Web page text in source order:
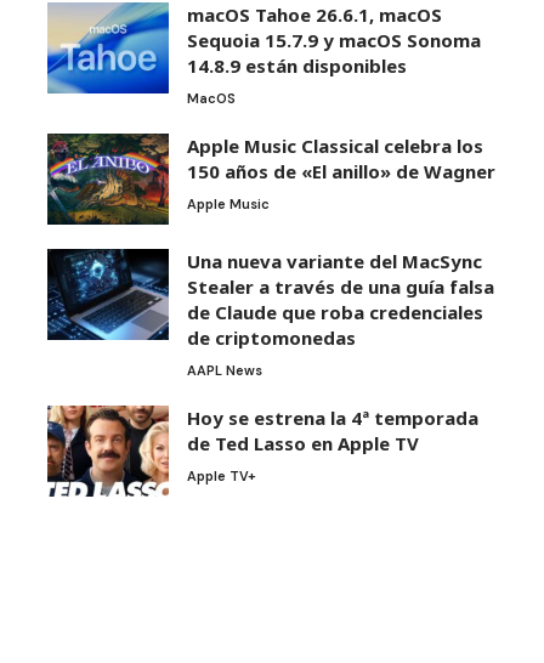
macOS Tahoe 26.6.1, macOS
Sequoia 15.7.9 y macOS Sonoma
14.8.9 están disponibles
MacOS
Apple Music Classical celebra los
150 años de «El anillo» de Wagner
Apple Music
Una nueva variante del MacSync
Stealer a través de una guía falsa
de Claude que roba credenciales
de criptomonedas
AAPL News
Hoy se estrena la 4ª temporada
de Ted Lasso en Apple TV
Apple TV+